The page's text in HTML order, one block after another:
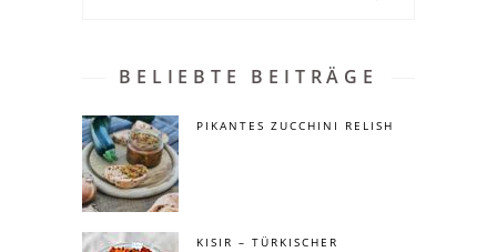
BELIEBTE BEITRÄGE
PIKANTES ZUCCHINI RELISH
KISIR – TÜRKISCHER